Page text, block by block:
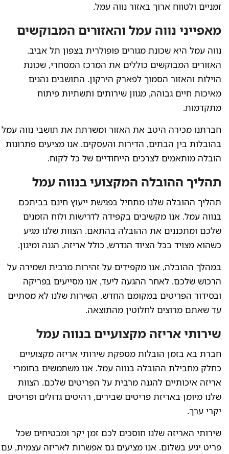
זמניים ולטווח ארוך באזור נווה עמל.
מאפייני נווה עמל והאזורים המבוקשים
נווה עמל היא שכונת מגורים פופולרית בצפון תל אביב.
האזורים המבוקשים כוללים את המרכז המסחרי, שכונת
הוילות והאזור הסמוך לפארק הירקון. התושבים נהנים
מאיכות חיים גבוהה, מגוון שירותים ותשתיות פיתוח
מתקדמות.
חברתנו מכירה היטב את האזור ומשרתת את תושבי נווה עמל
בהובלות בין הבתים, הדירות והעסקים. אנו מציעים פתרונות
הובלה מותאמים לצרכים הייחודיים של כל לקוח.
תהליך ההובלה המקצועי בנווה עמל
תהליך ההובלה שלנו מתחיל בפגישת ייעוץ חינם בביתכם
בנווה עמל. אנו מקשיבים בקפידה לדרישות ולוח הזמנים
שלכם ומתכננים את ההובלה בהתאם. הצוות שלנו מגיע
כשהוא מצויד בכל הציוד הנדרש, כולל אריזה, הגנה ומיגון.
במהלך ההובלה, אנו מקפידים על זהירות מרבית ושמירה על
הרכוש שלכם. לאחר ההגעה ליעד, אנו מסייעים בפריקה
ובסידור הפריטים במקומם החדש. השירות שלנו לא מסתיים
עד שאתם מרוצים לחלוטין מהתוצאה.
שירותי אריזה מקצועיים בנווה עמל
חברת בא בזמן הובלות מספקת שירותי אריזה מקצועיים
כחלק מחבילת ההובלה בנווה עמל. אנו משתמשים בחומרי
אריזה איכותיים להגנה מרבית על הפריטים שלכם. הצוות
שלנו מיומן באריזת פריטים שבירים, רהיטים גדולים ופריטים
יקרי ערך.
שירותי האריזה שלנו חוסכים לכם זמן יקר ומבטיחים שכל
פריט יגיע בשלום. אנו מציעים גם אפשרות לאריזה עצמית, עם